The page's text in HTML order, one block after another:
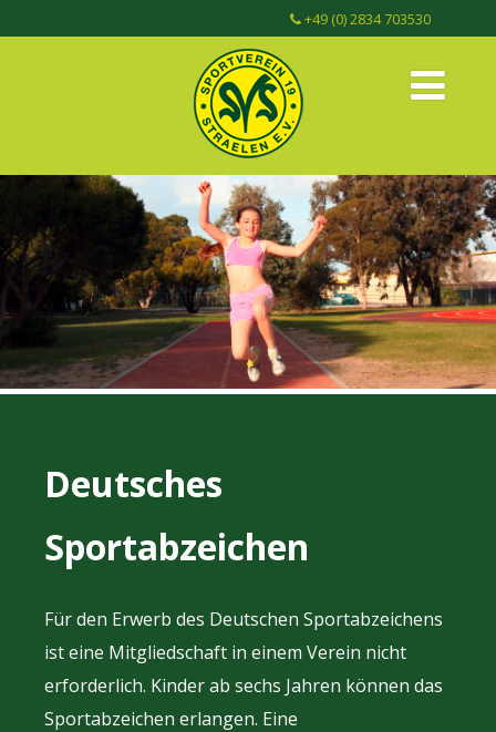
+49 (0) 2834 703530
Deutsches
Sportabzeichen
Für den Erwerb des Deutschen Sportabzeichens
ist eine Mitgliedschaft in einem Verein nicht
erforderlich. Kinder ab sechs Jahren können das
Sportabzeichen erlangen. Eine